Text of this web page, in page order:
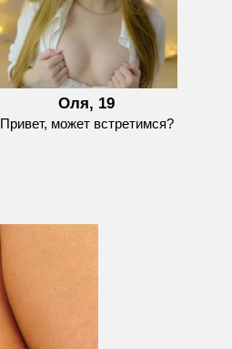
Оля, 19
Привет, может встретимся?